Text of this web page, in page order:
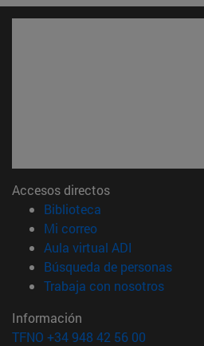
Accesos directos
Biblioteca
Mi correo(abre en nueva
Aula virtual ADI
Búsqueda de personas(abre
Trabaja con nosotros(abre
Información
TFNO +34 948 42 56 00